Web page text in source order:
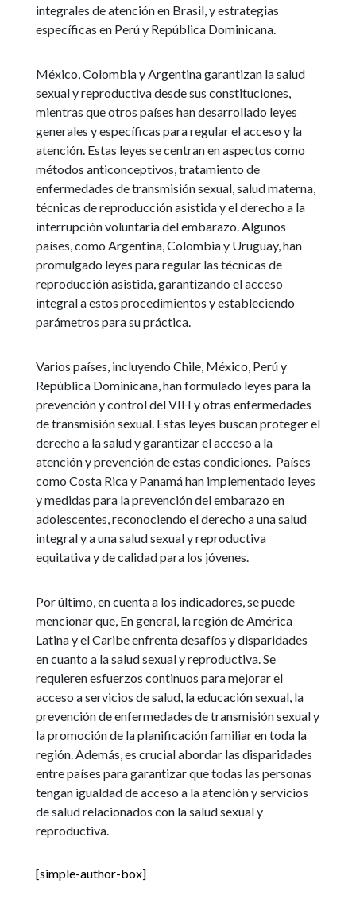
integrales de atención en Brasil, y estrategias
específicas en Perú y República Dominicana.
México, Colombia y Argentina garantizan la salud
sexual y reproductiva desde sus constituciones,
mientras que otros países han desarrollado leyes
generales y específicas para regular el acceso y la
atención. Estas leyes se centran en aspectos como
métodos anticonceptivos, tratamiento de
enfermedades de transmisión sexual, salud materna,
técnicas de reproducción asistida y el derecho a la
interrupción voluntaria del embarazo. Algunos
países, como Argentina, Colombia y Uruguay, han
promulgado leyes para regular las técnicas de
reproducción asistida, garantizando el acceso
integral a estos procedimientos y estableciendo
parámetros para su práctica.
Varios países, incluyendo Chile, México, Perú y
República Dominicana, han formulado leyes para la
prevención y control del VIH y otras enfermedades
de transmisión sexual. Estas leyes buscan proteger el
derecho a la salud y garantizar el acceso a la
atención y prevención de estas condiciones. Países
como Costa Rica y Panamá han implementado leyes
y medidas para la prevención del embarazo en
adolescentes, reconociendo el derecho a una salud
integral y a una salud sexual y reproductiva
equitativa y de calidad para los jóvenes.
Por último, en cuenta a los indicadores, se puede
mencionar que, En general, la región de América
Latina y el Caribe enfrenta desafíos y disparidades
en cuanto a la salud sexual y reproductiva. Se
requieren esfuerzos continuos para mejorar el
acceso a servicios de salud, la educación sexual, la
prevención de enfermedades de transmisión sexual y
la promoción de la planificación familiar en toda la
región. Además, es crucial abordar las disparidades
entre países para garantizar que todas las personas
tengan igualdad de acceso a la atención y servicios
de salud relacionados con la salud sexual y
reproductiva.
[simple-author-box]